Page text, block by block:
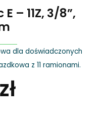
– 11Z, 3/8”,
dla doświadczonych
z 11 ramionami.
zł